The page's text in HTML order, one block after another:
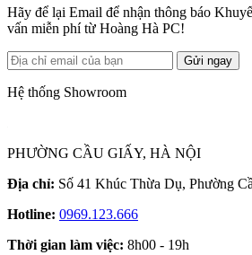
Hãy để lại Email để nhận thông báo
vấn miễn phí từ Hoàng Hà PC!
Gửi ngay
Hệ thống Showroom
PHƯỜNG CẦU GIẤY, HÀ NỘI
Địa chỉ: Số 41 Khúc Thừa Dụ, Phường
Hotline: 0969.123.666
Thời gian làm việc: 8h00 - 19h